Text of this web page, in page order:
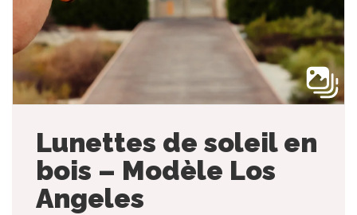
Lunettes de soleil en
bois – Modèle Los
Angeles